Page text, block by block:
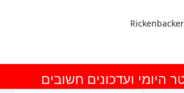
היומי ועדכונים חשובים